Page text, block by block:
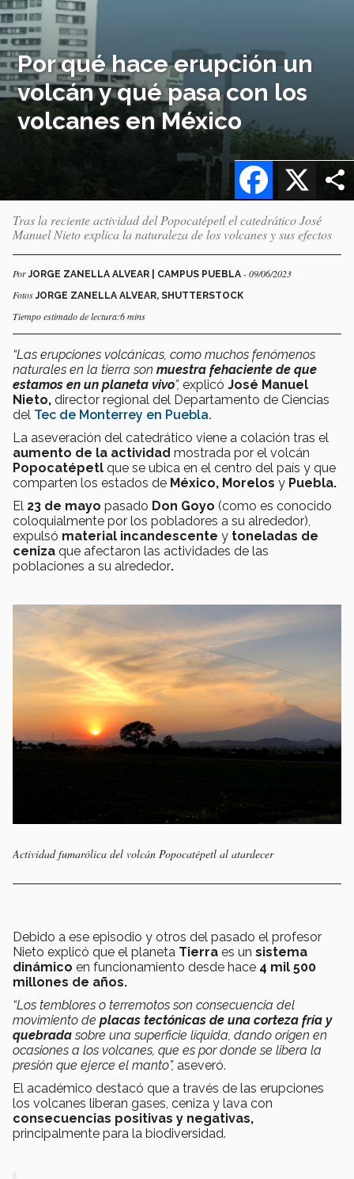
Por qué hace erupción un
volcán y qué pasa con los
volcanes en México
X
Facebook
Tras la reciente actividad del Popocatépetl el catedrático José
Manuel Nieto explica la naturaleza de los volcanes y sus efectos
PorJORGE ZANELLA ALVEAR | CAMPUS PUEBLA - 09/06/2023
FotosJORGE ZANELLA ALVEAR, SHUTTERSTOCK
Tiempo estimado de lectura:6 mins
“Las erupciones volcánicas, como muchos fenómenos
naturales en la tierra son muestra fehaciente de que
estamos en un planeta vivo”, explicó José Manuel
Nieto, director regional del Departamento de Ciencias
del Tec de Monterrey en Puebla.
La aseveración del catedrático viene a colación tras el
aumento de la actividad mostrada por el volcán
Popocatépetl que se ubica en el centro del país y que
comparten los estados de México, Morelos y Puebla.
El 23 de mayo pasado Don Goyo (como es conocido
coloquialmente por los pobladores a su alrededor),
expulsó material incandescente y toneladas de
ceniza que afectaron las actividades de las
poblaciones a su alrededor.
Actividad fumarólica del volcán Popocatépetl al atardecer
Debido a ese episodio y otros del pasado el profesor
Nieto explicó que el planeta Tierra es un sistema
dinámico en funcionamiento desde hace 4 mil 500
millones de años.
“Los temblores o terremotos son consecuencia del
movimiento de placas tectónicas de una corteza fría y
quebradasobre una superficie líquida, dando origen en
ocasiones a los volcanes, que es por donde se libera la
presión que ejerce el manto”, aseveró.
El académico destacó que a través de las erupciones
los volcanes liberan gases, ceniza y lava con
consecuencias positivas y negativas,
principalmente para la biodiversidad.